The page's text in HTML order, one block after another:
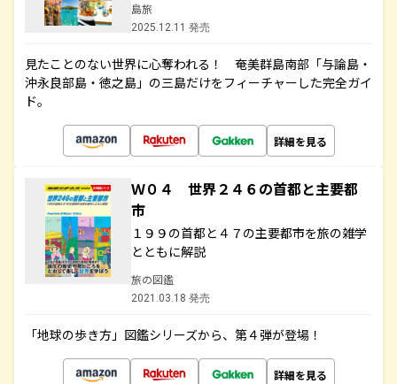
島旅
2025.12.11 発売
見たことのない世界に心奪われる！ 奄美群島南部「与論島・
沖永良部島・徳之島」の三島だけをフィーチャーした完全ガイ
ド。
詳細を見る
Ｗ０４ 世界２４６の首都と主要都
市
１９９の首都と４７の主要都市を旅の雑学
とともに解説
旅の図鑑
2021.03.18 発売
「地球の歩き方」図鑑シリーズから、第４弾が登場！
詳細を見る